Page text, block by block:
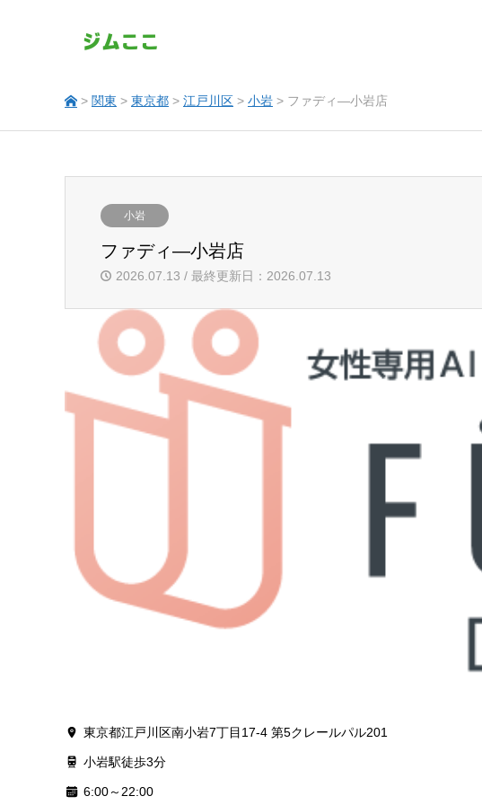
> 関東 > 東京都 > 江戸川区 > 小岩 > ファディ―小岩店
小岩
ファディ―小岩店
2026.07.13 / 最終更新日：2026.07.13
東京都江戸川区南小岩7丁目17-4 第5クレールパル201
小岩駅徒歩3分
6:00～22:00